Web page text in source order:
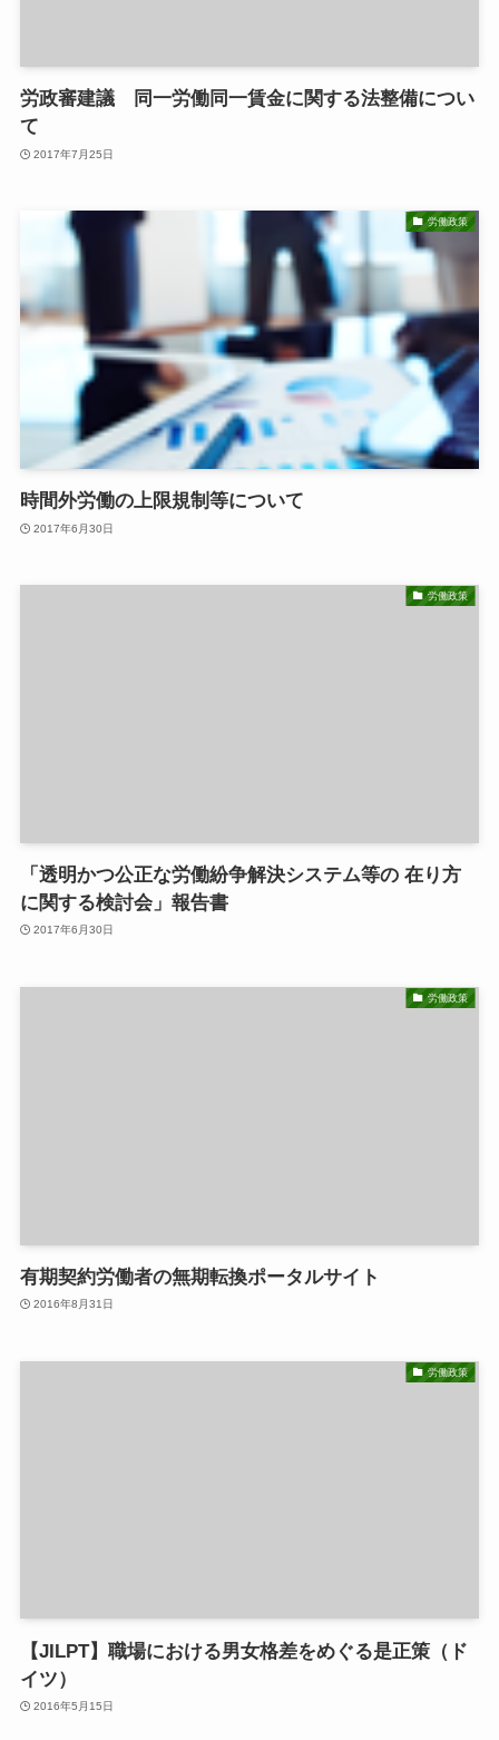
労政審建議 同一労働同一賃金に関する法整備につい
て
2017年7月25日
労働政策
時間外労働の上限規制等について
2017年6月30日
労働政策
「透明かつ公正な労働紛争解決システム等の 在り方
に関する検討会」報告書
2017年6月30日
労働政策
有期契約労働者の無期転換ポータルサイト
2016年8月31日
労働政策
【JILPT】職場における男女格差をめぐる是正策（ド
イツ）
2016年5月15日